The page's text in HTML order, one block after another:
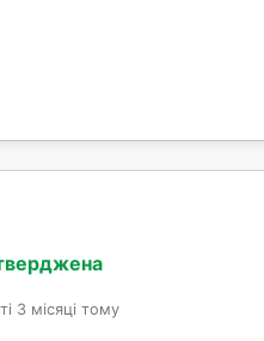
3 місяці тому